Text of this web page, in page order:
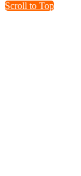
Scroll to Top